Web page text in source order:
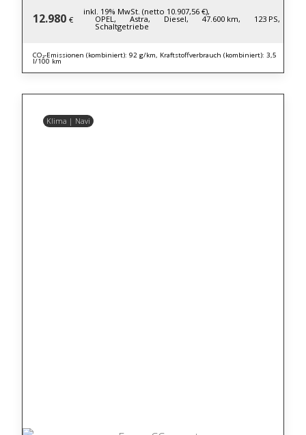
12.980 €
inkl. 19% MwSt. (netto 10.907,56 €),
OPEL, Astra, Diesel, 47.600 km, 123 PS,
Schaltgetriebe
CO₂-Emissionen (kombiniert): 92 g/km, Kraftstoffverbrauch (kombiniert): 3,5
l/100 km
Klima | Navi